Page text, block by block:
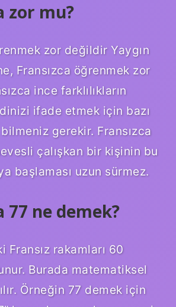
zor mu?
zor değildir Yaygın
Fransızca öğrenmek zor
ince farklılıkların
ifade etmek için bazı
gerekir. Fransızca
çalışkan bir kişinin bu
başlaması uzun sürmez.
77 ne demek?
Fransız rakamları 60
Burada matematiksel
Örneğin 77 demek için